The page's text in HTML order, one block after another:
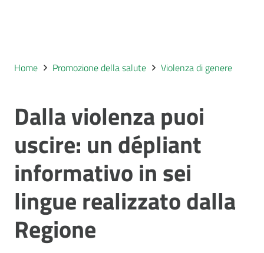
Home Promozione della salute Violenza di genere
Dalla violenza puoi
uscire: un dépliant
informativo in sei
lingue realizzato dalla
Regione